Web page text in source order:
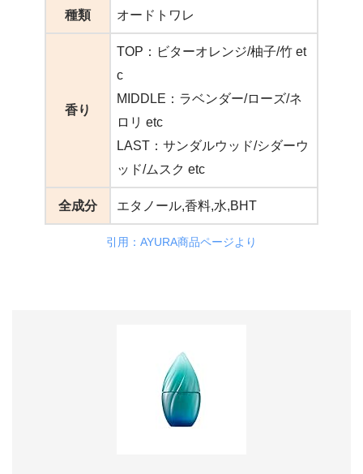
種類 オードトワレ
香り
TOP：ビターオレンジ/柚子/竹 et
c
MIDDLE：ラベンダー/ローズ/ネ
ロリ etc
LAST：サンダルウッド/シダーウ
ッド/ムスク etc
全成分 エタノール,香料,水,BHT
引用：AYURA商品ページより